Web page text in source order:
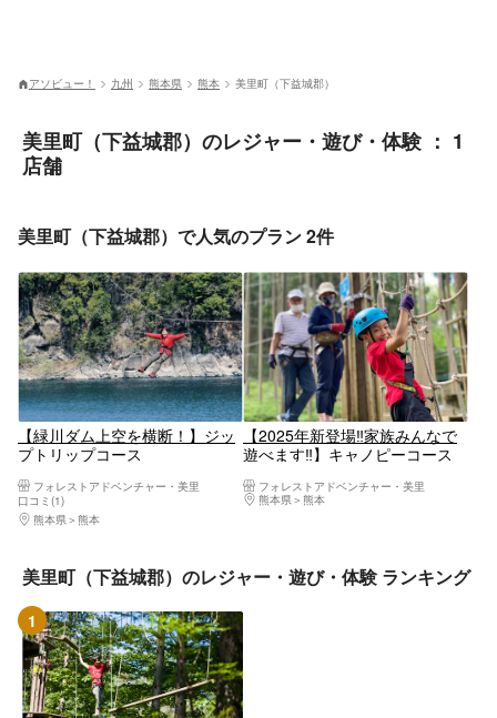
アソビュー！ 九州 熊本県 熊本 美里町（下益城郡）
美里町（下益城郡）のレジャー・遊び・体験 ： 1
店舗
美里町（下益城郡）で人気のプラン 2件
【緑川ダム上空を横断！】ジッ
プトリップコース
フォレストアドベンチャー・美里
口コミ(1)
熊本県
熊本
【2025年新登場‼︎家族みんなで
遊べます‼︎】キャノピーコース
フォレストアドベンチャー・美里
熊本県
熊本
美里町（下益城郡）のレジャー・遊び・体験 ランキング
1